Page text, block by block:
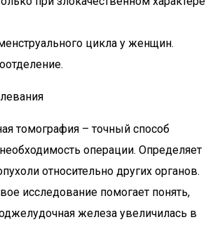
цикла у женщин.
томография – точный способ
операции. Определяет
относительно других органов.
исследование помогает понять,
железа увеличилась в